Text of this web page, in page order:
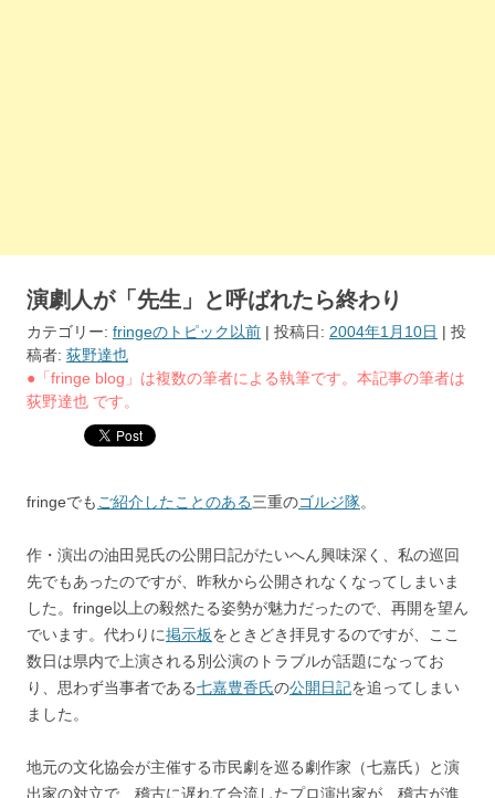
演劇人が「先生」と呼ばれたら終わり
カテゴリー: fringeのトピック以前 | 投稿日: 2004年1月10日 | 投
稿者: 荻野達也
●「fringe blog」は複数の筆者による執筆です。本記事の筆者は
荻野達也 です。
fringeでもご紹介したことのある三重のゴルジ隊。
作・演出の油田晃氏の公開日記がたいへん興味深く、私の巡回
先でもあったのですが、昨秋から公開されなくなってしまいま
した。fringe以上の毅然たる姿勢が魅力だったので、再開を望ん
でいます。代わりに掲示板をときどき拝見するのですが、ここ
数日は県内で上演される別公演のトラブルが話題になってお
り、思わず当事者である七嘉豊香氏の公開日記を追ってしまい
ました。
地元の文化協会が主催する市民劇を巡る劇作家（七嘉氏）と演
出家の対立で、稽古に遅れて合流したプロ演出家が、稽古が進